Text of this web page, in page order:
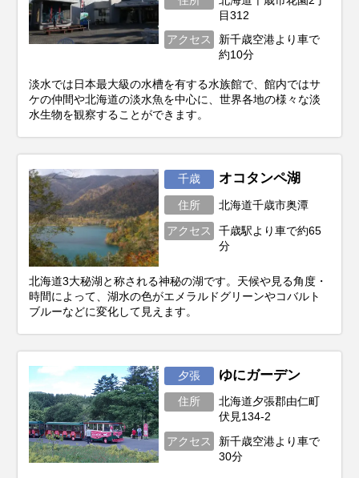
目312
アクセス
新千歳空港より車で
約10分
淡水では日本最大級の水槽を有する水族館で、館内ではサ
ケの仲間や北海道の淡水魚を中心に、世界各地の様々な淡
水生物を観察することができます。
千歳 オコタンペ湖
住所 北海道千歳市奥潭
アクセス
千歳駅より車で約65
分
北海道3大秘湖と称される神秘の湖です。天候や見る角度・
時間によって、湖水の色がエメラルドグリーンやコバルト
ブルーなどに変化して見えます。
夕張 ゆにガーデン
住所
北海道夕張郡由仁町
伏見134-2
アクセス
新千歳空港より車で
30分